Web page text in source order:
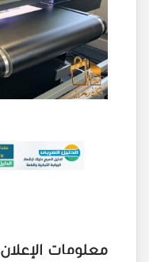
معلومات الإعلان